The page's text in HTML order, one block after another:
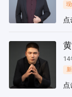
现
14